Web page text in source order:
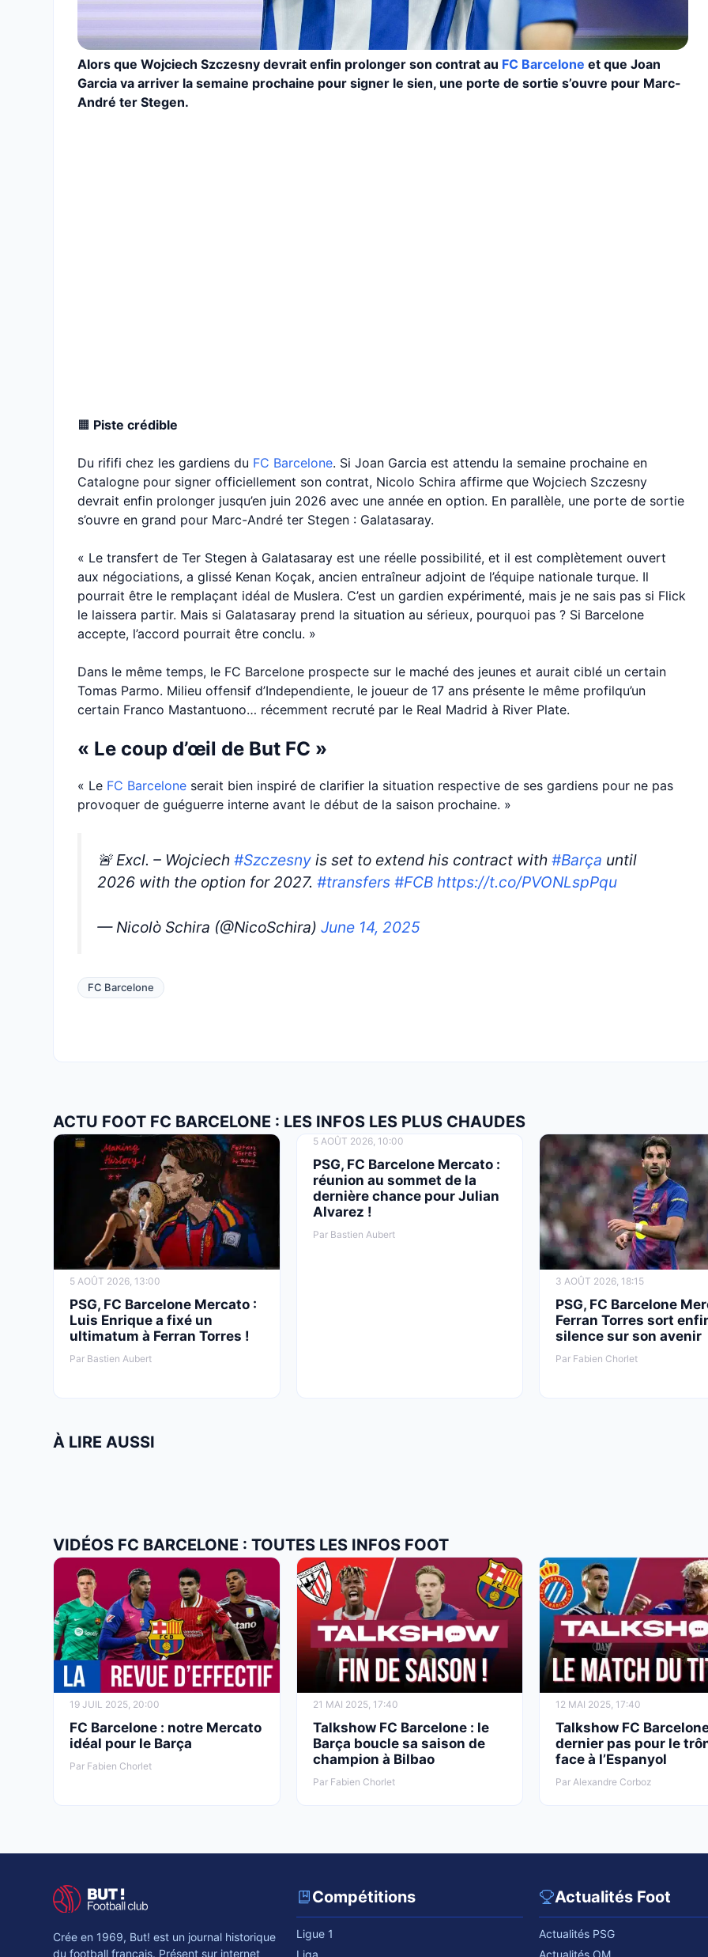
Alors que Wojciech Szczesny devrait enfin prolonger son contrat au FC Barcelone et que Joan
Garcia va arriver la semaine prochaine pour signer le sien, une porte de sortie s’ouvre pour Marc-
André ter Stegen.
🟧 Piste crédible
Du rififi chez les gardiens du FC Barcelone. Si Joan Garcia est attendu la semaine prochaine en
Catalogne pour signer officiellement son contrat, Nicolo Schira affirme que Wojciech Szczesny
devrait enfin prolonger jusqu’en juin 2026 avec une année en option. En parallèle, une porte de sortie
s’ouvre en grand pour Marc-André ter Stegen : Galatasaray.
« Le transfert de Ter Stegen à Galatasaray est une réelle possibilité, et il est complètement ouvert
aux négociations, a glissé Kenan Koçak, ancien entraîneur adjoint de l’équipe nationale turque. Il
pourrait être le remplaçant idéal de Muslera. C’est un gardien expérimenté, mais je ne sais pas si Flick
le laissera partir. Mais si Galatasaray prend la situation au sérieux, pourquoi pas ? Si Barcelone
accepte, l’accord pourrait être conclu. »
Dans le même temps, le FC Barcelone prospecte sur le maché des jeunes et aurait ciblé un certain
Tomas Parmo. Milieu offensif d’Independiente, le joueur de 17 ans présente le même profilqu’un
certain Franco Mastantuono… récemment recruté par le Real Madrid à River Plate.
« Le coup d’œil de But FC »
« Le FC Barcelone serait bien inspiré de clarifier la situation respective de ses gardiens pour ne pas
provoquer de guéguerre interne avant le début de la saison prochaine. »
🚨 Excl. – Wojciech #Szczesny is set to extend his contract with #Barça until
2026 with the option for 2027. #transfers #FCB https://t.co/PVONLspPqu
— Nicolò Schira (@NicoSchira) June 14, 2025
FC Barcelone
ACTU FOOT FC BARCELONE : LES INFOS LES PLUS CHAUDES
5 AOÛT 2026, 13:00
PSG, FC Barcelone Mercato :
Luis Enrique a fixé un
ultimatum à Ferran Torres !
Par Bastien Aubert
5 AOÛT 2026, 10:00
PSG, FC Barcelone Mercato :
réunion au sommet de la
dernière chance pour Julian
Alvarez !
Par Bastien Aubert
3 AOÛT 2026, 18:15
PSG, FC Barcelone
Ferran Torres sort
silence sur son avenir
Par Fabien Chorlet
À LIRE AUSSI
VIDÉOS FC BARCELONE : TOUTES LES INFOS FOOT
19 JUIL 2025, 20:00
FC Barcelone : notre Mercato
idéal pour le Barça
Par Fabien Chorlet
21 MAI 2025, 17:40
Talkshow FC Barcelone : le
Barça boucle sa saison de
champion à Bilbao
Par Fabien Chorlet
12 MAI 2025, 17:40
Talkshow FC
dernier pas pour le
face à l’Espanyol
Par Alexandre Corboz
Crée en 1969, But! est un journal historique
du football français. Présent sur internet
Compétitions
Ligue 1
Actualités Foot
Actualités PSG